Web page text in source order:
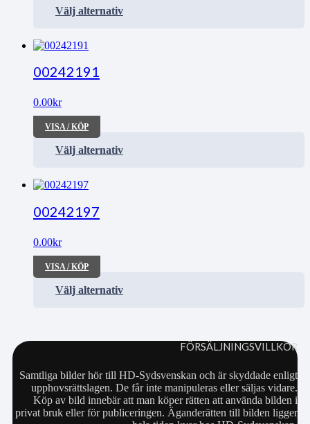
Välj alternativ
00242191
0.00kr
VISA / KÖP
Välj alternativ
00242197
0.00kr
VISA / KÖP
Välj alternativ
FÖRSÄLJNINGSVILLKOR
Samtliga bilder hör till HD-Sydsvenskan och är skyddade enligt
upphovsrättslagen. De får inte manipuleras eller säljas vidare.
Köp av bild innebär att man köper rätten att använda bilden i
privat bruk eller för publiceringen. Äganderätten till bilden ligger